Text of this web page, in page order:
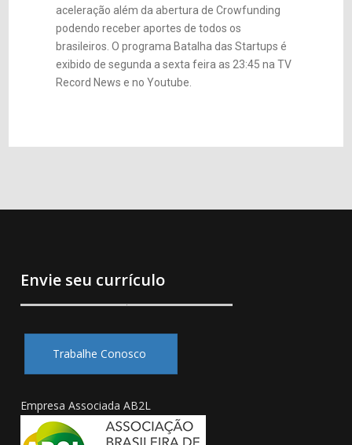
aceleração além da abertura de Crowfunding
podendo receber aportes de todos os
brasileiros. O programa Batalha das Startups é
exibido de segunda a sexta feira as 23:45 na TV
Record News e no Youtube.
Envie seu currículo
Trabalhe Conosco
Empresa Associada AB2L